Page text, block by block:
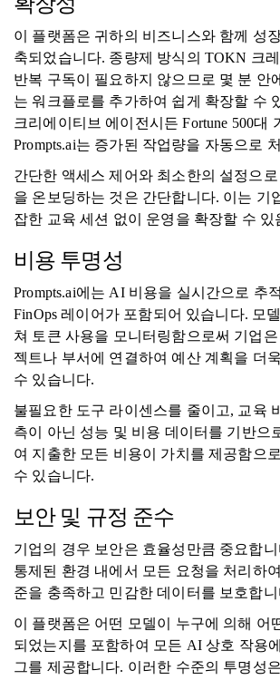
이 플랫폼은 귀하의 비즈니스와 함께 성
축되었습니다. 종량제 방식의 TOKN 크
반복 구독이 필요하지 않으므로 몇 분 안
는 워크플로를 추가하여 쉽게 확장할 수
크리에이티브 에이전시든 Fortune 500대
Prompts.ai는 증가된 작업량을 자동으로
간단한 액세스 제어와 최소한의 설정으
을 온보딩하는 것은 간단합니다. 이는 기
잡한 교육 세션 없이 운영을 확장할 수 있
비용 투명성
Prompts.ai에는 AI 비용을 실시간으로 추
FinOps 레이어가 포함되어 있습니다. 모
쳐 토큰 사용을 모니터링함으로써 기업
젝트나 부서에 연결하여 예산 계획을 더
수 있습니다.
불필요한 도구 라이센스를 줄이고, 교육
측이 아닌 성능 및 비용 데이터를 기반으
여 지출한 모든 비용이 가치를 제공함으
수 있습니다.
보안 및 규정 준수
기업의 경우 보안은 효율성만큼 중요합니
통제된 환경 내에서 모든 요청을 처리하
준을 충족하고 민감한 데이터를 보호합니
이 플랫폼은 어떤 모델이 누구에 의해 어
되었는지를 포함하여 모든 AI 상호 작용
그를 제공합니다. 이러한 수준의 투명성